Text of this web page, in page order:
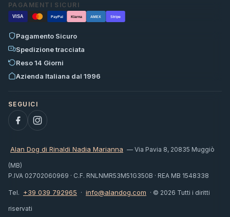
PAGAMENTI SICURI
VISA PayPal Klarna AMEX Stripe
Pagamento Sicuro
Spedizione tracciata
Reso 14 Giorni
Azienda Italiana dal 1996
Alan Dog di Rinaldi Nadia Marianna — Via Pavia 8, 20835 Muggiò
(MB)
P.IVA 02702060969 · C.F. RNLNMR53M51G350B · REA MB 1548338
Tel. +39 039 792965 · info@alandog.com · © 2026 Tutti i diritti
riservati